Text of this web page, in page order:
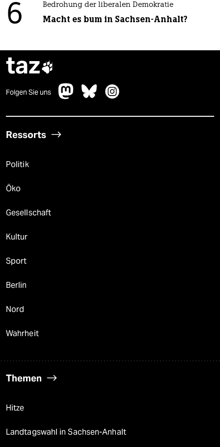
6 Bedrohung der liberalen Demokratie
Macht es bum in Sachsen-Anhalt?
taz
Folgen Sie uns
Ressorts
Politik
Öko
Gesellschaft
Kultur
Sport
Berlin
Nord
Wahrheit
Themen
Hitze
Landtagswahl in Sachsen-Anhalt